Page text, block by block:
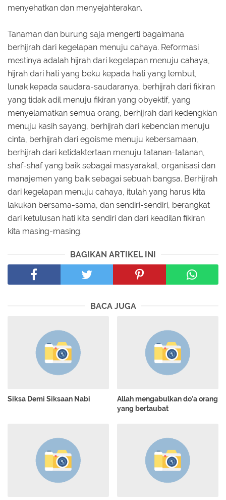
menyehatkan dan menyejahterakan.
Tanaman dan burung saja mengerti bagaimana
berhijrah dari kegelapan menuju cahaya. Reformasi
mestinya adalah hijrah dari kegelapan menuju cahaya,
hijrah dari hati yang beku kepada hati yang lembut,
lunak kepada saudara-saudaranya, berhijrah dari fikiran
yang tidak adil menuju fikiran yang obyektif, yang
menyelamatkan semua orang, berhijrah dari kedengkian
menuju kasih sayang, berhijrah dari kebencian menuju
cinta, berhijrah dari egoisme menuju kebersamaan,
berhijrah dari ketidaktertaan menuju tatanan-tatanan,
shaf-shaf yang baik sebagai masyarakat, organisasi dan
manajemen yang baik sebagai sebuah bangsa. Berhijrah
dari kegelapan menuju cahaya, itulah yang harus kita
lakukan bersama-sama, dan sendiri-sendiri, berangkat
dari ketulusan hati kita sendiri dan dari keadilan fikiran
kita masing-masing.
BAGIKAN ARTIKEL INI
BACA JUGA
Siksa Demi Siksaan Nabi
Allah mengabulkan do’a orang
yang bertaubat